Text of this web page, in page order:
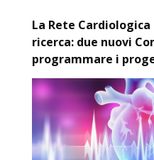
La Rete
ricerca: due nuovi
programmare i